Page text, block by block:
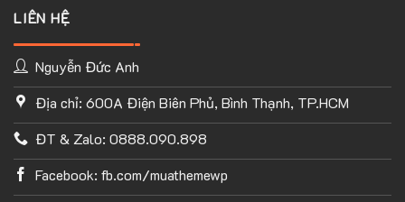
TÙY CHỈNH WEBSITE THEO PHONG CÁCH CỦA BẠN
Với thư viện ứng dụng khổng lồ và UX Builder, bạn có thể tự
tay thiết kế website của mình tùy ý mà không cần đến khả
năng coding. Chỉ cần hình dung ra ý tưởng của mình và
LIÊN HỆ
Nguyễn Đức Anh
Địa chỉ: 600A Điện Biên Phủ, Bình Thạnh, TP.HCM
ĐT & Zalo: 0888.090.898
Facebook: fb.com/muathemewp